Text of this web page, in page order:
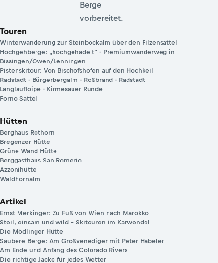
Berge
vorbereitet.
Touren
Winterwanderung zur Steinbockalm über den Filzensattel
Hochgehberge: „hochgehadelt“ - Premiumwanderweg in
Bissingen/Owen/Lenningen
Pistenskitour: Von Bischofshofen auf den Hochkeil
Radstadt - Bürgerbergalm - Roßbrand - Radstadt
Langlaufloipe - Kirmesauer Runde
Forno Sattel
Hütten
Berghaus Rothorn
Bregenzer Hütte
Grüne Wand Hütte
Berggasthaus San Romerio
Azzonihütte
Waldhornalm
Artikel
Ernst Merkinger: Zu Fuß von Wien nach Marokko
Steil, einsam und wild – Skitouren im Karwendel
Die Mödlinger Hütte
Saubere Berge: Am Großvenediger mit Peter Habeler
Am Ende und Anfang des Colorado Rivers
Die richtige Jacke für jedes Wetter